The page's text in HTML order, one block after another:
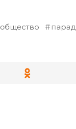
общество парад